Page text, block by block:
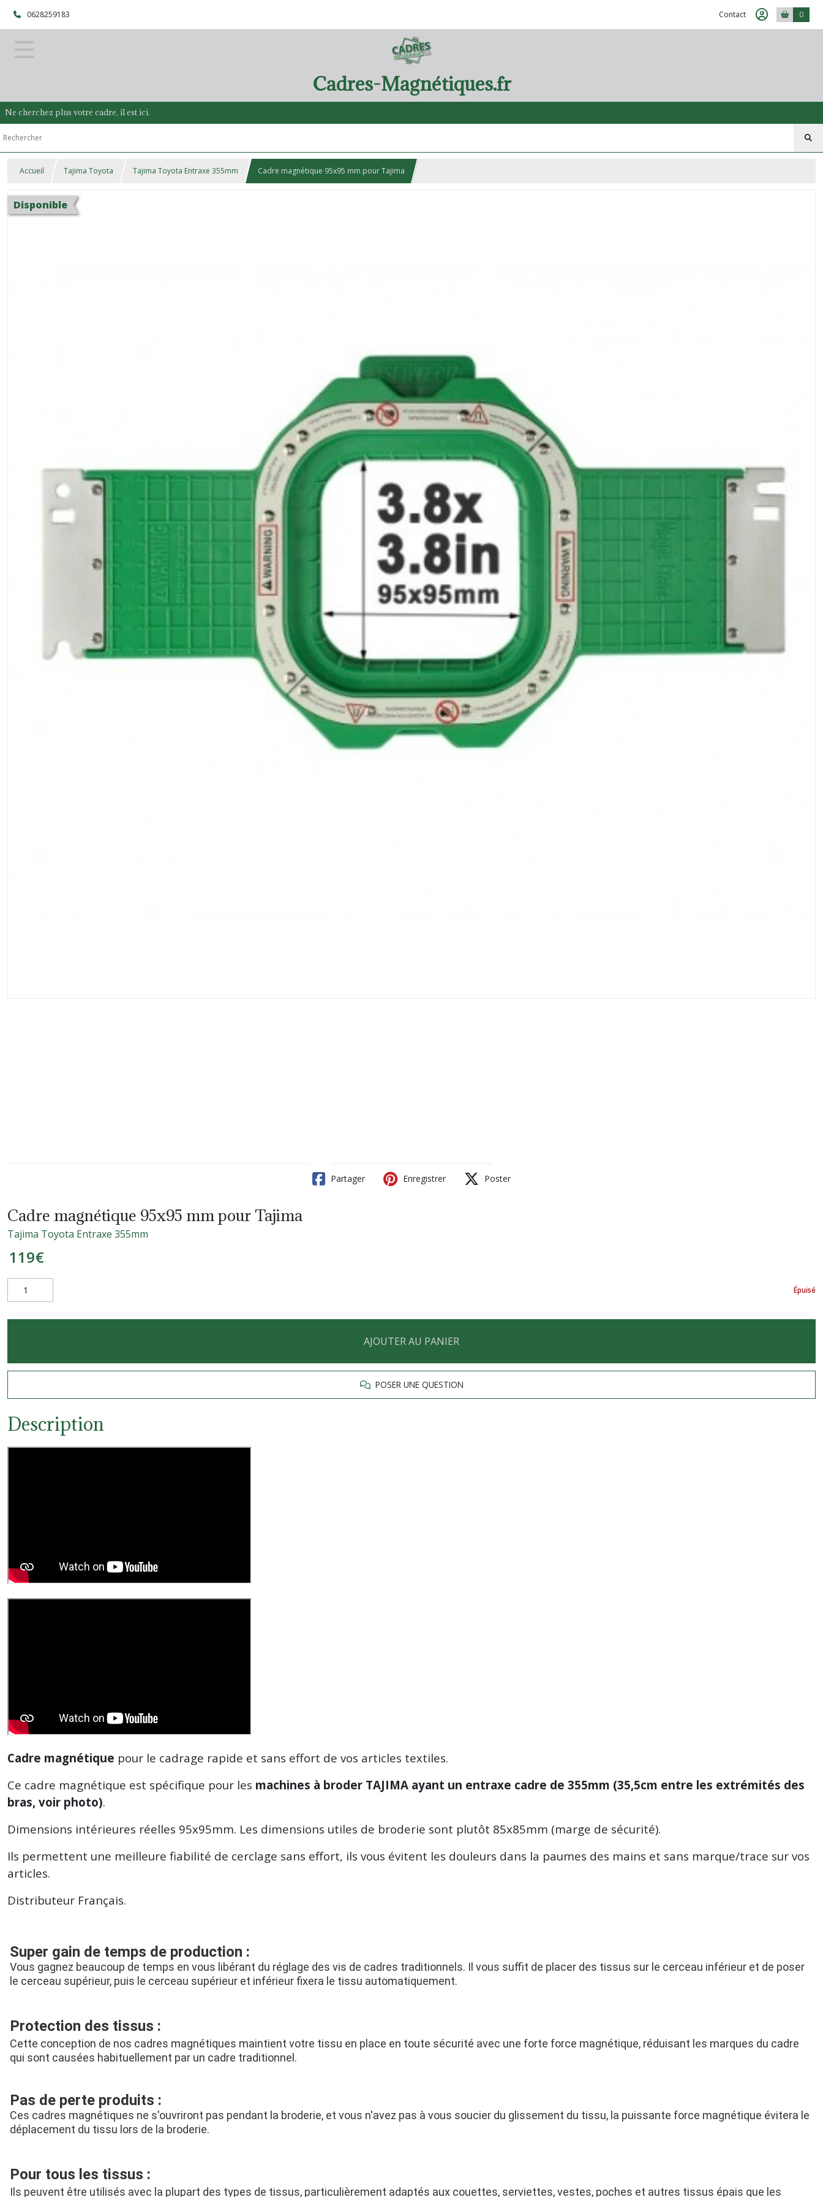
0628259183 Contact 0
Cadres-Magnétiques.fr
Ne cherchez plus votre cadre, il est ici.
Accueil Tajima Toyota Tajima Toyota Entraxe 355mm Cadre magnétique 95x95 mm pour Tajima
Disponible
Partager Enregistrer Poster
Cadre magnétique 95x95 mm pour Tajima
Tajima Toyota Entraxe 355mm
119€
Épuisé
AJOUTER AU PANIER
POSER UNE QUESTION
Description
Cadre magnétique pour le cadrage rapide et sans effort de vos articles textiles.
Ce cadre magnétique est spécifique pour les machines à broder TAJIMA ayant un entraxe cadre de 355mm (35,5cm entre les extrémités des
bras, voir photo).
Dimensions intérieures réelles 95x95mm. Les dimensions utiles de broderie sont plutôt 85x85mm (marge de sécurité).
Ils permettent une meilleure fiabilité de cerclage sans effort, ils vous évitent les douleurs dans la paumes des mains et sans marque/trace sur vos
articles.
Distributeur Français.
Super gain de temps de production :
Vous gagnez beaucoup de temps en vous libérant du réglage des vis de cadres traditionnels. Il vous suffit de placer des tissus sur le cerceau inférieur et de poser
le cerceau supérieur, puis le cerceau supérieur et inférieur fixera le tissu automatiquement.
Protection des tissus :
Cette conception de nos cadres magnétiques maintient votre tissu en place en toute sécurité avec une forte force magnétique, réduisant les marques du cadre
qui sont causées habituellement par un cadre traditionnel.
Pas de perte produits :
Ces cadres magnétiques ne s'ouvriront pas pendant la broderie, et vous n'avez pas à vous soucier du glissement du tissu, la puissante force magnétique évitera le
déplacement du tissu lors de la broderie.
Pour tous les tissus :
Ils peuvent être utilisés avec la plupart des types de tissus, particulièrement adaptés aux couettes, serviettes, vestes, poches et autres tissus épais que les